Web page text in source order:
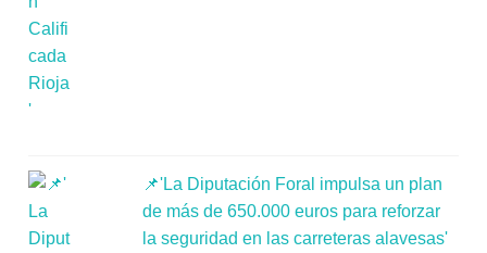
📌'La Diputación Foral impulsa un plan
de más de 650.000 euros para reforzar
la seguridad en las carreteras alavesas'